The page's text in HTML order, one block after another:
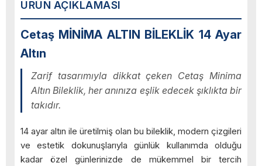
ÜRÜN AÇIKLAMASI
Cetaş MİNİMA ALTIN BİLEKLİK 14 Ayar
Altın
Zarif tasarımıyla dikkat çeken Cetaş Minima
Altın Bileklik, her anınıza eşlik edecek şıklıkta bir
takıdır.
14 ayar altın ile üretilmiş olan bu bileklik, modern çizgileri
ve estetik dokunuşlarıyla günlük kullanımda olduğu
kadar özel günlerinizde de mükemmel bir tercih